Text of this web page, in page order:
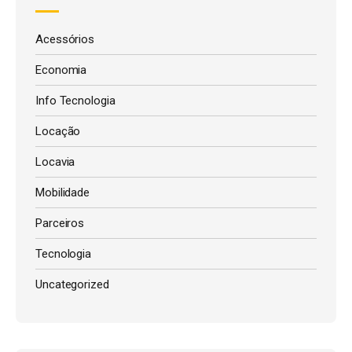
Acessórios
Economia
Info Tecnologia
Locação
Locavia
Mobilidade
Parceiros
Tecnologia
Uncategorized